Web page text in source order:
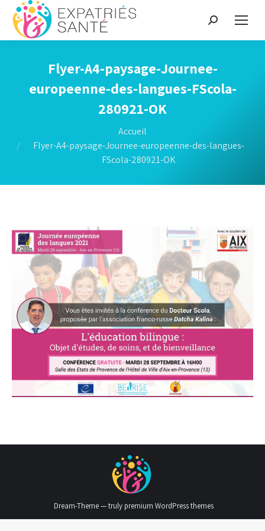
Recherche
:
Flyer-A4-paysage-Journee-
europeenne-des-langues-FScola-
280921-OK
Accueil
Flyer-A4-paysage-Journee-europeenne-des-langues-
FScola-280921-OK
Dream-Theme — truly premium WordPress themes